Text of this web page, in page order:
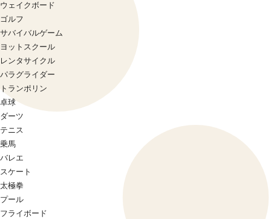
ウェイクボード
ゴルフ
サバイバルゲーム
ヨットスクール
レンタサイクル
パラグライダー
トランポリン
卓球
ダーツ
テニス
乗馬
バレエ
スケート
太極拳
プール
フライボード